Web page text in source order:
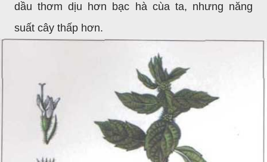
dầu thơm dịu hơn bạc hà cùa ta, nhưng năng
suất cây thấp hơn.